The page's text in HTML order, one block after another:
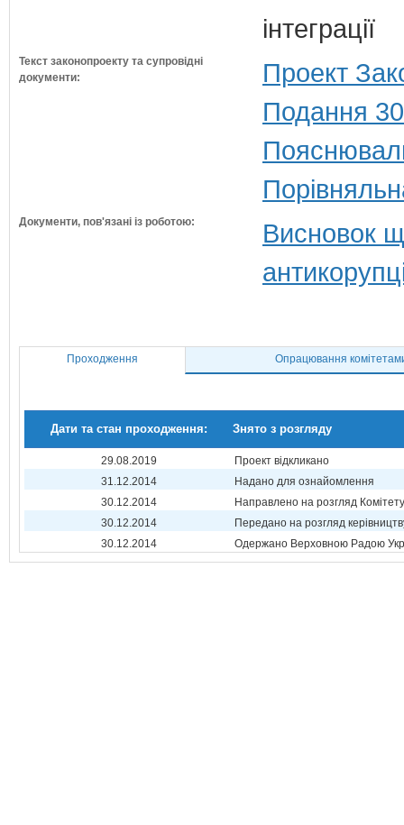
інтеграції
Текст законопроекту та супровідні
документи:
Проект
Подання
Документи, пов'язані із роботою:
Висновок
Проходження Опрацювання
Дати та стан проходження: Знято з розгляду
29.08.2019
Проект відкликано
31.12.2014
Надано для ознайомлення
30.12.2014
Направлено на розгляд Комітету
30.12.2014
Передано на розгляд
30.12.2014
Одержано Верховною Радою